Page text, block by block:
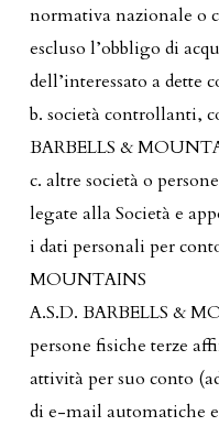
normativa nazionale o
escluso l’obbligo di
dell’interessato a dette
b. società controllanti,
BARBELLS &
c. altre società o
legate alla Società e
i dati personali per
MOUNTAINS
A.S.D. BARBELLS &
persone fisiche terze
attività per suo conto
di e-mail automatiche